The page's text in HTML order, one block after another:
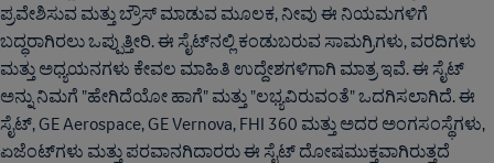
ಪ್ರವೇಶಿಸುವ ಮತ್ತು ಬ್ರೌಸ್ ಮಾಡುವ ಮೂಲಕ, ನೀವು ಈ ನಿಯಮಗಳಿಗೆ
ಬದ್ಧರಾಗಿರಲು ಒಪ್ಪುತ್ತೀರಿ. ಈ ಸೈಟ್‌ನಲ್ಲಿ ಕಂಡುಬರುವ ಸಾಮಗ್ರಿಗಳು, ವರದಿಗಳು
ಮತ್ತು ಅಧ್ಯಯನಗಳು ಕೇವಲ ಮಾಹಿತಿ ಉದ್ದೇಶಗಳಿಗಾಗಿ ಮಾತ್ರ ಇವೆ. ಈ ಸೈಟ್
ಅನ್ನು ನಿಮಗೆ "ಹೇಗಿದೆಯೋ ಹಾಗೆ" ಮತ್ತು "ಲಭ್ಯವಿರುವಂತೆ" ಒದಗಿಸಲಾಗಿದೆ. ಈ
ಸೈಟ್, GE Aerospace, GE Vernova, FHI 360 ಮತ್ತು ಅದರ ಅಂಗಸಂಸ್ಥೆಗಳು,
ಏಜೆಂಟ್‌ಗಳು ಮತ್ತು ಪರವಾನಗಿದಾರರು ಈ ಸೈಟ್ ದೋಷಮುಕ್ತವಾಗಿರುತ್ತದೆ